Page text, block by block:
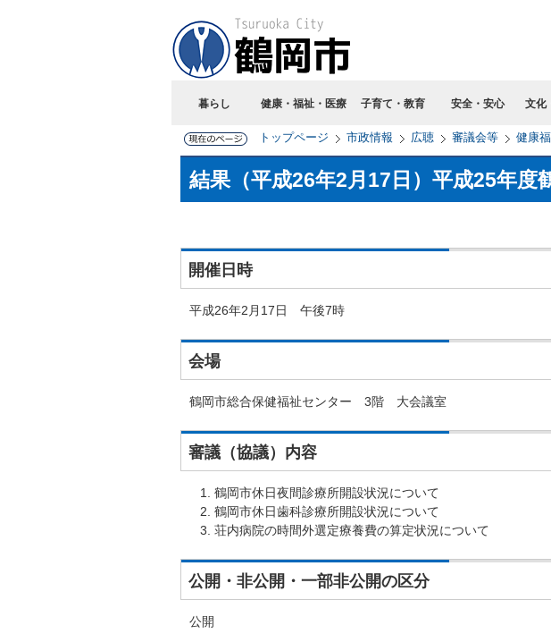
暮らし 健康・福祉・医療 子育て・教育 安全・安心 文化
トップページ 市政情報 広聴 審議会等 健康
結果（平成26年2月17日）平成25年度
開催日時
平成26年2月17日 午後7時
会場
鶴岡市総合保健福祉センター 3階 大会議室
審議（協議）内容
鶴岡市休日夜間診療所開設状況について
鶴岡市休日歯科診療所開設状況について
荘内病院の時間外選定療養費の算定状況について
公開・非公開・一部非公開の区分
公開